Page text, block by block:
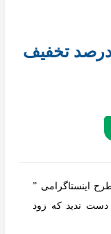
درماتیپیک با 30 درصد تخفیف
اینستاگرامی ”
ندید که زود